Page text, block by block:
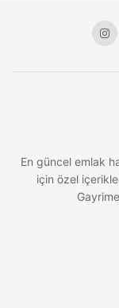
En güncel emlak
için özel